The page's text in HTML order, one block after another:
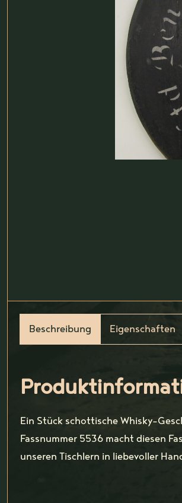
Beschreibung Eigenschaften
Ein Stück schottische Whisky-
Fassnummer 5536 macht diesen
unseren Tischlern in liebevoller